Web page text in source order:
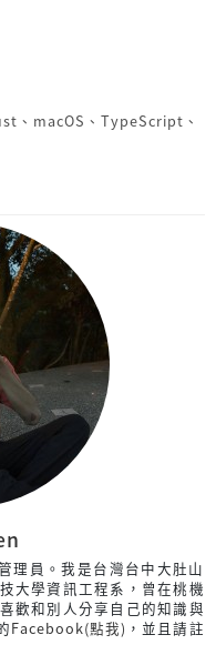
、 macOS 、 TypeScript 、
理員。我是台灣台中大肚山
大學資訊工程系，曾在桃機
歡和別人分享自己的知識與
Facebook(點我) ，並且請註